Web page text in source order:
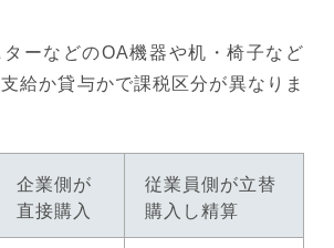
ーなどのOA機器や机・椅子など
給か貸与かで課税区分が異なりま
企業側が
直接購入
従業員側が立替
購入し精算